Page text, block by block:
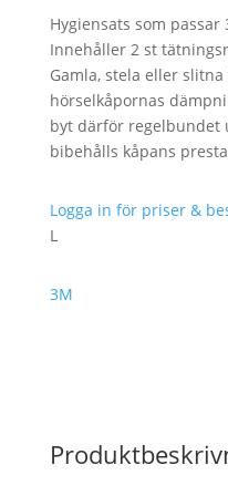
Hygiensats som
Innehåller 2 st
Gamla, stela eller
hörselkåpornas
byt därför regelbundet
bibehålls kåpans
Logga in för priser &
L
3M